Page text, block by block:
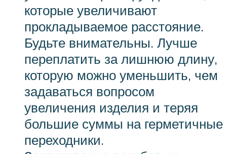
которые увеличивают
прокладываемое расстояние.
Будьте внимательны. Лучше
переплатить за лишнюю длину,
которую можно уменьшить, чем
задаваться вопросом
увеличения изделия и теряя
большие суммы на герметичные
переходники.